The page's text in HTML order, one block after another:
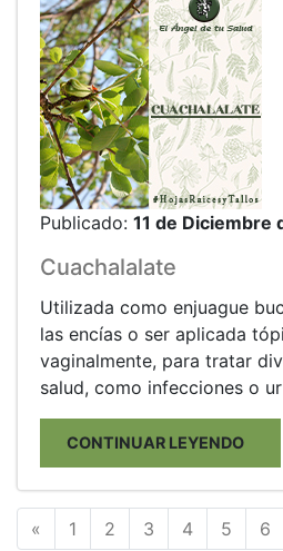
Publicado: 11 de Diciembre
Cuachalalate
Utilizada como enjuague
las encías o ser aplicada
vaginalmente, para tratar
salud, como infecciones o
CONTINUAR LEYENDO
« Anterior
1 2 3 4 5 6